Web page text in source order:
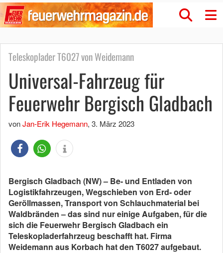
Teleskoplader T6027 von Weidemann
Universal-Fahrzeug für
Feuerwehr Bergisch Gladbach
vonJan-Erik Hegemann, 3. März 2023
Bergisch Gladbach (NW) – Be- und Entladen von
Logistikfahrzeugen, Wegschieben von Erd- oder
Geröllmassen, Transport von Schlauchmaterial bei
Waldbränden – das sind nur einige Aufgaben, für die
sich die Feuerwehr Bergisch Gladbach ein
Teleskopladerfahrzeug beschafft hat. Firma
Weidemann aus Korbach hat den T6027 aufgebaut.